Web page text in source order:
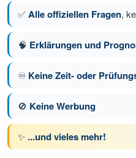
58 von 97
✅Alle offiziellen Fragen,
🧠 Erklärungen und
♾️ Keine Zeit- oder
🚫 Keine Werbung
✨ ...und vieles mehr!